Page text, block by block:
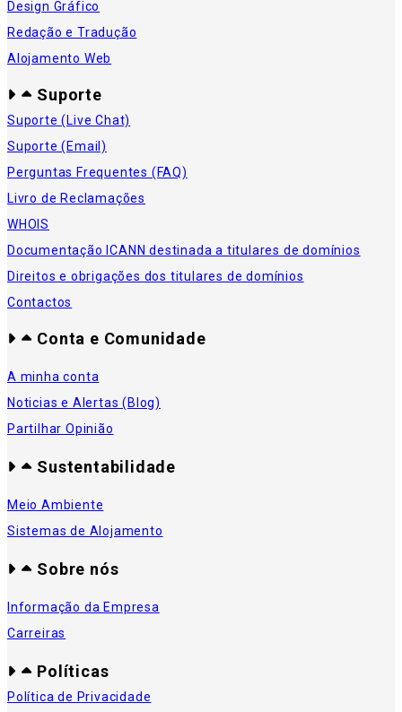
Design Gráfico
Redação e Tradução
Alojamento Web
Suporte
Suporte (Live Chat)
Suporte (Email)
Perguntas Frequentes (FAQ)
Livro de Reclamações
WHOIS
Documentação ICANN destinada a titulares de domínios
Direitos e obrigações dos titulares de domínios
Contactos
Conta e Comunidade
A minha conta
Noticias e Alertas (Blog)
Partilhar Opinião
Sustentabilidade
Meio Ambiente
Sistemas de Alojamento
Sobre nós
Informação da Empresa
Carreiras
Políticas
Política de Privacidade